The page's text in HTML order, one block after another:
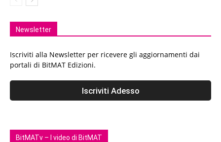
Newsletter
Iscriviti alla Newsletter per ricevere gli aggiornamenti dai
portali di BitMAT Edizioni.
BitMATv – I video di BitMAT